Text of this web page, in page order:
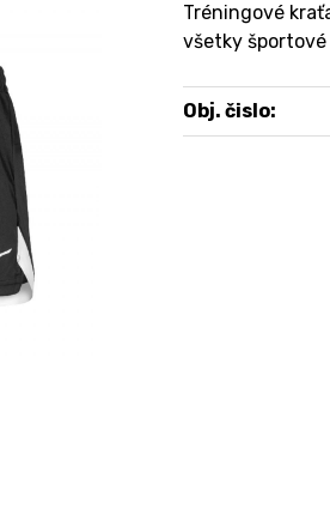
Tréningové
všetky
Obj. čislo: